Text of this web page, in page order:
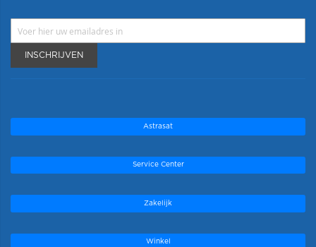
INSCHRIJVEN
Astrasat
Service Center
Zakelijk
Winkel